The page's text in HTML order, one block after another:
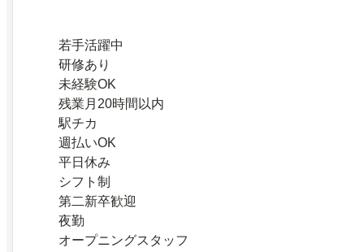
若手活躍中
研修あり
未経験OK
残業月20時間以内
駅チカ
週払いOK
平日休み
シフト制
第二新卒歓迎
夜勤
オープニングスタッフ